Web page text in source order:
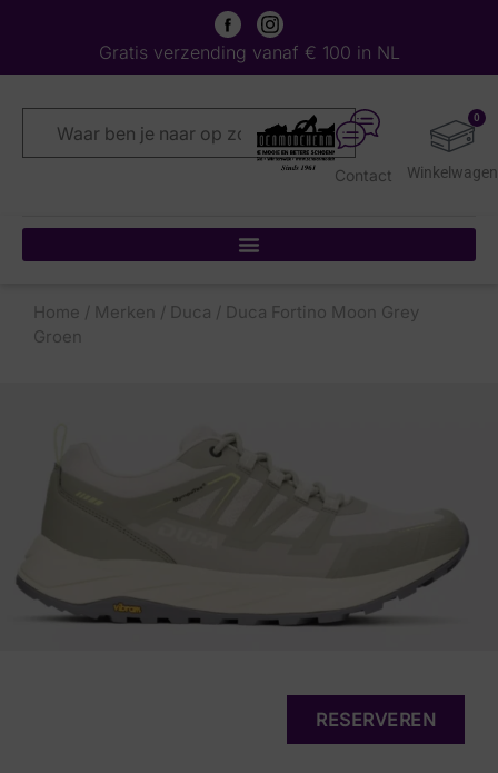
Gratis verzending vanaf € 100 in NL
0
Contact
Home / Merken / Duca / Duca Fortino Moon Grey
Groen
RESERVEREN